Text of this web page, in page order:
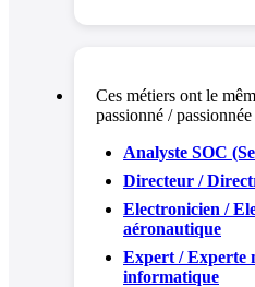
Ces métiers ont le
passionné /
Analyste SOC
Directeur /
Electronicien /
aéronautique
Expert / Experte
informatique